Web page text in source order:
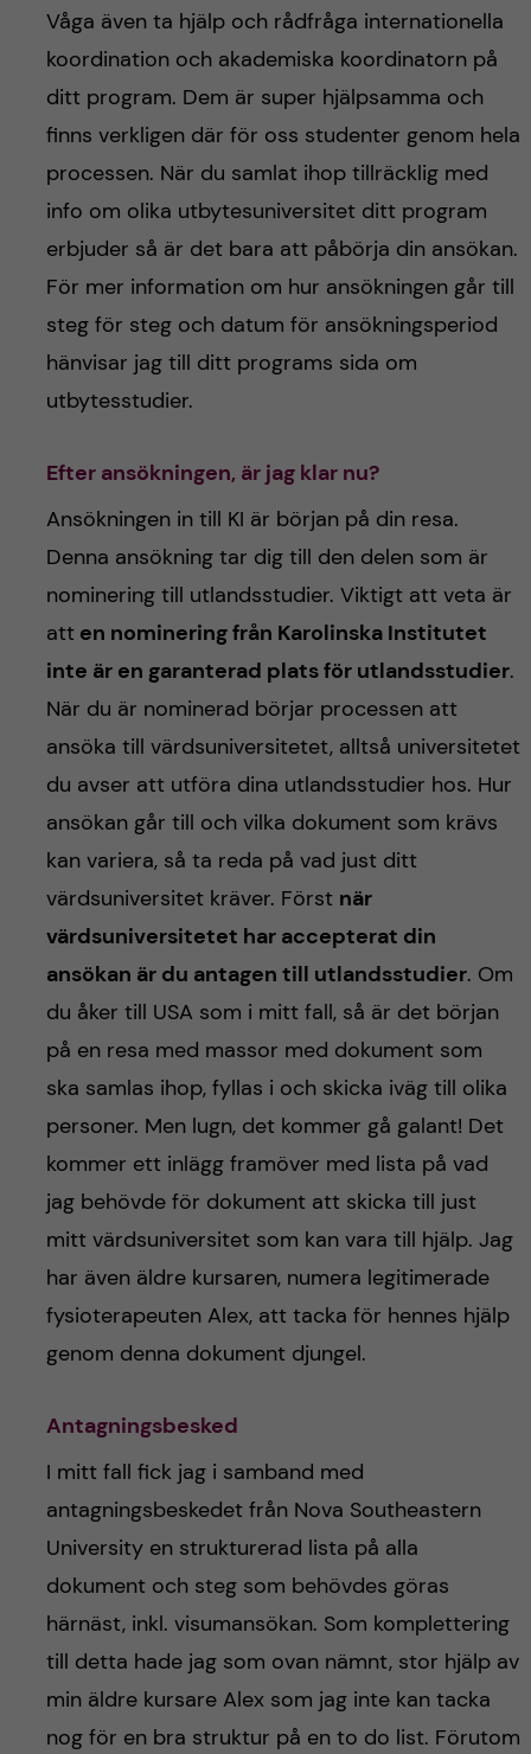
Våga även ta hjälp och rådfråga internationella
koordination och akademiska koordinatorn på
ditt program. Dem är super hjälpsamma och
finns verkligen där för oss studenter genom hela
processen. När du samlat ihop tillräcklig med
info om olika utbytesuniversitet ditt program
erbjuder så är det bara att påbörja din ansökan.
För mer information om hur ansökningen går till
steg för steg och datum för ansökningsperiod
hänvisar jag till ditt programs sida om
utbytesstudier.
Efter ansökningen, är jag klar nu?
Ansökningen in till KI är början på din resa.
Denna ansökning tar dig till den delen som är
nominering till utlandsstudier. Viktigt att veta är
atten nominering från Karolinska Institutet
inte är en garanterad plats för utlandsstudier.
När du är nominerad börjar processen att
ansöka till värdsuniversitetet, alltså universitetet
du avser att utföra dina utlandsstudier hos. Hur
ansökan går till och vilka dokument som krävs
kan variera, så ta reda på vad just ditt
värdsuniversitet kräver. Först när
värdsuniversitetet har accepterat din
ansökan är du antagen till utlandsstudier. Om
du åker till USA som i mitt fall, så är det början
på en resa med massor med dokument som
ska samlas ihop, fyllas i och skicka iväg till olika
personer. Men lugn, det kommer gå galant! Det
kommer ett inlägg framöver med lista på vad
jag behövde för dokument att skicka till just
mitt värdsuniversitet som kan vara till hjälp. Jag
har även äldre kursaren, numera legitimerade
fysioterapeuten Alex, att tacka för hennes hjälp
genom denna dokument djungel.
Antagningsbesked
I mitt fall fick jag i samband med
antagningsbeskedet från Nova Southeastern
University en strukturerad lista på alla
dokument och steg som behövdes göras
härnäst, inkl. visumansökan. Som komplettering
till detta hade jag som ovan nämnt, stor hjälp av
min äldre kursare Alex som jag inte kan tacka
nog för en bra struktur på en to do list. Förutom